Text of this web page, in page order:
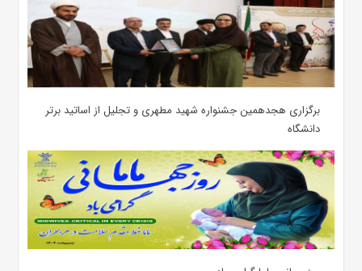
برگزاری هجدهمین جشنواره شهید مطهری و تجلیل از اساتید برتر
دانشگاه